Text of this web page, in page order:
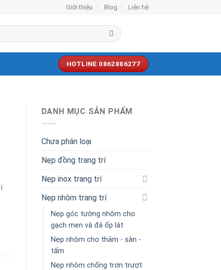
Giới thiệu Blog Liên hệ
HOTLINE 0862886277
DANH MỤC SẢN PHẨM
Chưa phân loại
Nẹp đồng trang trí
Nẹp inox trang trí
Nẹp nhôm trang trí
Nẹp góc tường nhôm cho
gạch men và đá ốp lát
Nẹp nhôm cho thảm - sàn -
tấm
Nẹp nhôm chống trơn trượt